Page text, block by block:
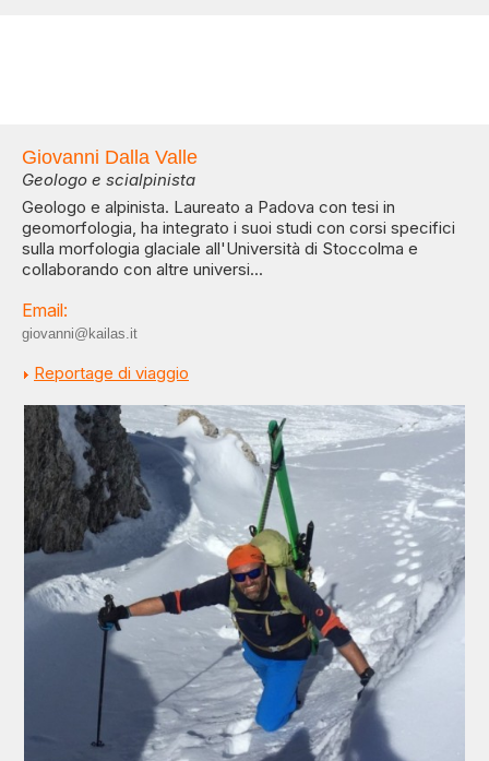
Giovanni Dalla Valle
Geologo e scialpinista
Geologo e alpinista. Laureato a Padova con tesi in
geomorfologia, ha integrato i suoi studi con corsi specifici
sulla morfologia glaciale all'Università di Stoccolma e
collaborando con altre universi...
Email:
giovanni@kailas.it
Reportage di viaggio